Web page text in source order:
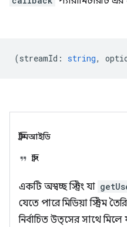
(streamId : string,
স্ট্রিমআইডি
স্ট্রিং
একটি অস্বচ্ছ স্ট্রিং যা
যেতে পারে মিডিয়া স্ট্রিম
নির্বাচিত উত্সের সাথে